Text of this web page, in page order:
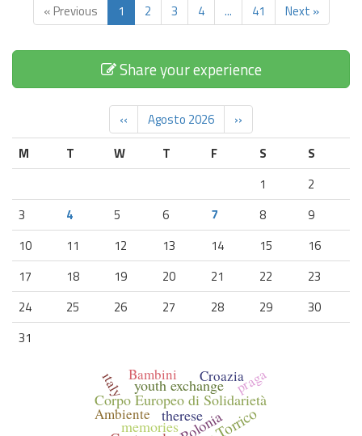
« Previous 1 2 3 4 ... 41 Next »
Share your experience
‹‹ Agosto 2026
››
M
T W T F S
S
1
2
3
4 5 6 7 8
9
10
11 12 13 14 15
16
17
18 19 20 21 22
23
24
25 26 27 28 29
30
31
Corpo Europeo di Solidarietà
memoriesPolonia
therese
youth exchange
Ambiente
Bambini Croazia
ıtaly praga